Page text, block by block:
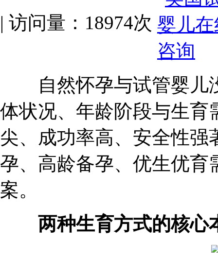
| 访问量：18974次
自然怀孕与试管婴儿
体状况、年龄阶段与生育
尖、成功率高、安全性
孕、高龄备孕、优生优育
案。
两种生育方式的核心